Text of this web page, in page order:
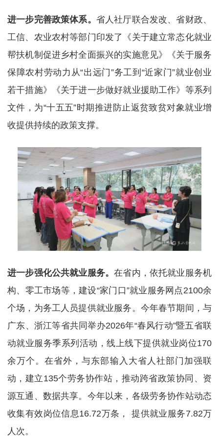
进一步完善政策体系。 省人社厅联合发改、省财政、
工信、农业农村等部门印发了《关于建立常态化就业
帮扶机制促进乡村全面振兴的实施意见》《关于服务
保障农村劳动力从“出远门”务工到“近家门”就业创业
若干措施》《关于进一步做好就业援助工作》等系列
文件，为“十五五”时期推进防止返贫致贫对象就业增
收提供持续的政策支撑。
进一步强化公共就业服务。在省内，依托就业服务机
构、零工市场等，建设“家门口”就业服务网点2100余
个场，为务工人员提供就业服务。今年春节期间，与
广东、浙江等省共同举办2026年“春风行动”暨五省联
动就业服务季系列活动，线上线下提供就业岗位170
余万个。在省外，与东部输入大省人社部门加强联
动，建立135个劳务协作站，推动跨省政策协同、资
源互通、数据共享。今年以来，各级劳务协作站动态
收集有效岗位信息16.72万条， 提供就业服务7.82万
人次。